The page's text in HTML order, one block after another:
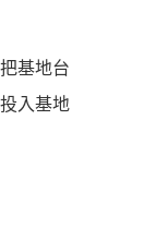
基地台
入基地